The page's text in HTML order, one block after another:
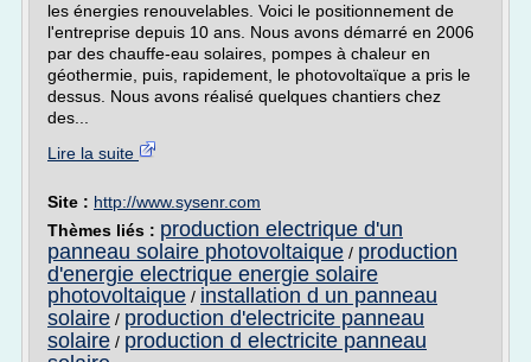
les énergies renouvelables. Voici le positionnement de
l'entreprise depuis 10 ans. Nous avons démarré en 2006
par des chauffe-eau solaires, pompes à chaleur en
géothermie, puis, rapidement, le photovoltaïque a pris le
dessus. Nous avons réalisé quelques chantiers chez
des...
Lire la suite
Site : http://www.sysenr.com
Thèmes liés : production electrique d'un
panneau solaire photovoltaique / production
d'energie electrique energie solaire
photovoltaique / installation d un panneau
solaire / production d'electricite panneau
solaire / production d electricite panneau